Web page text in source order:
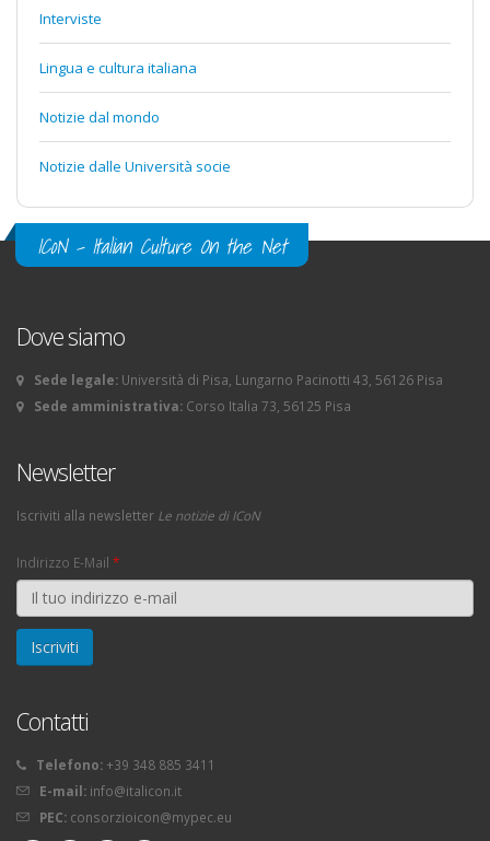
Interviste
Lingua e cultura italiana
Notizie dal mondo
Notizie dalle Università socie
ICoN - Italian Culture On the Net
Dove siamo
Sede legale: Università di Pisa, Lungarno Pacinotti 43, 56126 Pisa
Sede amministrativa: Corso Italia 73, 56125 Pisa
Newsletter
Iscriviti alla newsletter Le notizie di ICoN
Indirizzo E-Mail *
Contatti
Telefono: +39 348 885 3411
E-mail: info@italicon.it
PEC: consorzioicon@mypec.eu